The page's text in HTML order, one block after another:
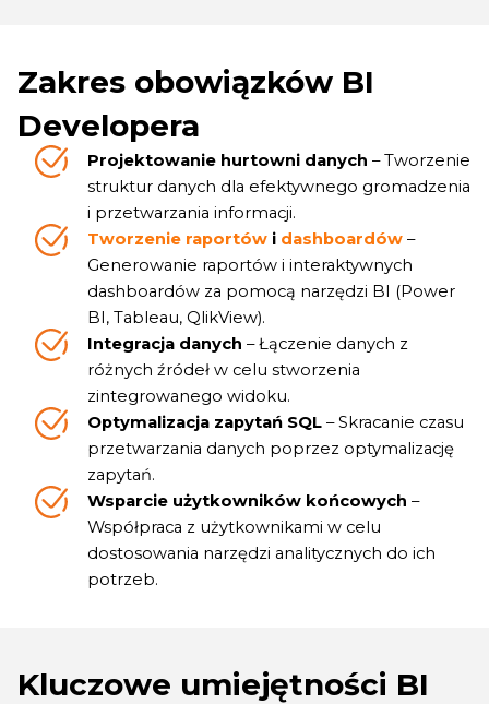
Zakres obowiązków BI
Developera
Projektowanie hurtowni danych – Tworzenie
struktur danych dla efektywnego gromadzenia
i przetwarzania informacji.
Tworzenie raportów i dashboardów –
Generowanie raportów i interaktywnych
dashboardów za pomocą narzędzi BI (Power
BI, Tableau, QlikView).
Integracja danych – Łączenie danych z
różnych źródeł w celu stworzenia
zintegrowanego widoku.
Optymalizacja zapytań SQL – Skracanie czasu
przetwarzania danych poprzez optymalizację
zapytań.
Wsparcie użytkowników końcowych –
Współpraca z użytkownikami w celu
dostosowania narzędzi analitycznych do ich
potrzeb.
Kluczowe umiejętności BI